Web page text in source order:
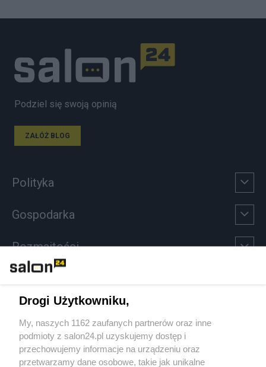
Podziel się swoją opinią
ZAŁÓŻ BLOG
Polityka
Gospodarka
Rozmaitości
Sport
Społeczeństwo
Drogi Użytkowniku,
My, naszych 1162 zaufanych partnerów oraz inne
podmioty z salon24.pl uzyskujemy dostęp i
przechowujemy informacje na urządzeniu oraz
przetwarzamy dane osobowe, takie jak unikalne